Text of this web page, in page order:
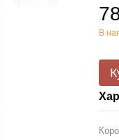
В